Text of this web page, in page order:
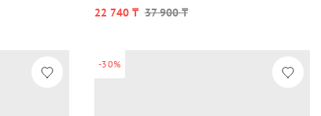
22 740 ₸ 37 900 ₸
-30%